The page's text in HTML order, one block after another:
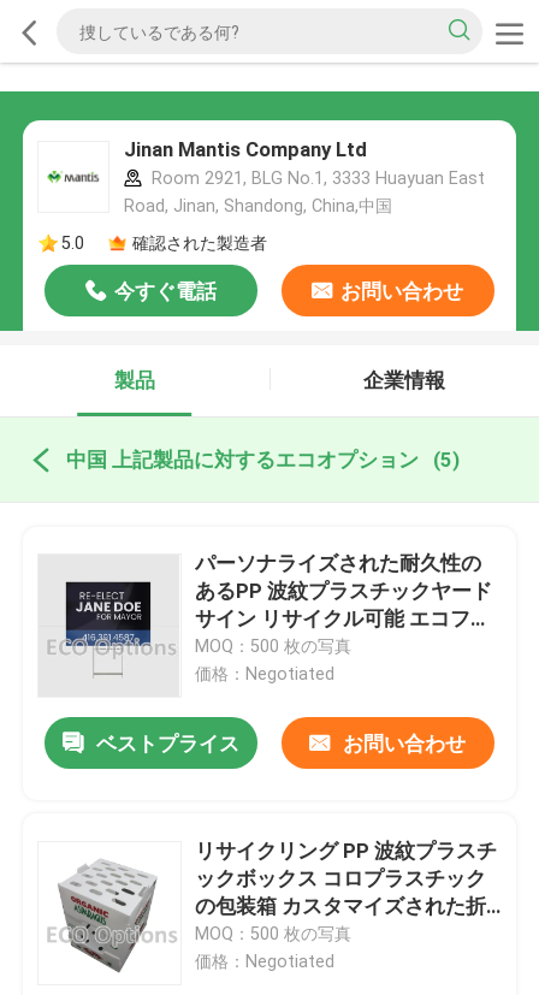
Jinan Mantis Company Ltd
Room 2921, BLG No.1, 3333 Huayuan East
Road, Jinan, Shandong, China,中国
5.0
確認された製造者
今すぐ電話 お問い合わせ
製品 企業情報
中国 上記製品に対するエコオプション (5)
パーソナライズされた耐久性の
あるPP 波紋プラスチックヤード
サイン リサイクル可能 エコフレ
ンドリー
MOQ：500 枚の写真
価格：Negotiated
ベストプライス お問い合わせ
リサイクリング PP 波紋プラスチ
ックボックス コロプラスチック
の包装箱 カスタマイズされた折
りたたみ ECO
MOQ：500 枚の写真
価格：Negotiated